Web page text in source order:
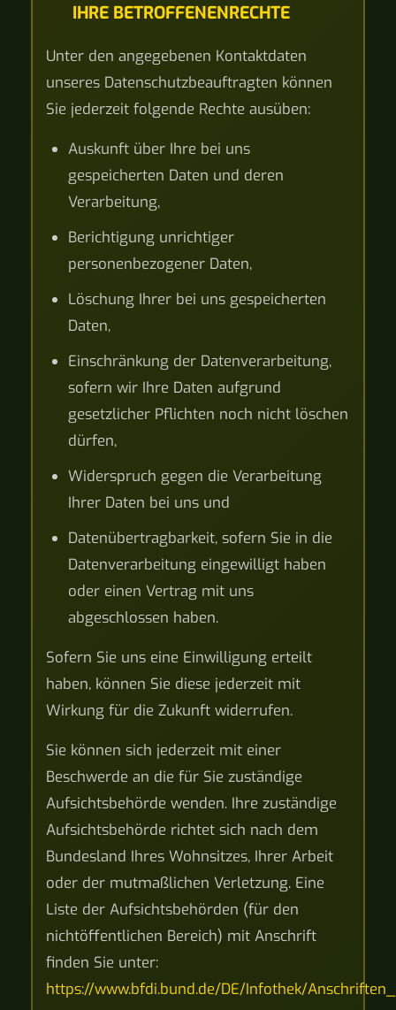
IHRE BETROFFENENRECHTE
Unter den angegebenen Kontaktdaten
unseres Datenschutzbeauftragten können
Sie jederzeit folgende Rechte ausüben:
Auskunft über Ihre bei uns
gespeicherten Daten und deren
Verarbeitung,
Berichtigung unrichtiger
personenbezogener Daten,
Löschung Ihrer bei uns gespeicherten
Daten,
Einschränkung der Datenverarbeitung,
sofern wir Ihre Daten aufgrund
gesetzlicher Pflichten noch nicht löschen
dürfen,
Widerspruch gegen die Verarbeitung
Ihrer Daten bei uns und
Datenübertragbarkeit, sofern Sie in die
Datenverarbeitung eingewilligt haben
oder einen Vertrag mit uns
abgeschlossen haben.
Sofern Sie uns eine Einwilligung erteilt
haben, können Sie diese jederzeit mit
Wirkung für die Zukunft widerrufen.
Sie können sich jederzeit mit einer
Beschwerde an die für Sie zuständige
Aufsichtsbehörde wenden. Ihre zuständige
Aufsichtsbehörde richtet sich nach dem
Bundesland Ihres Wohnsitzes, Ihrer Arbeit
oder der mutmaßlichen Verletzung. Eine
Liste der Aufsichtsbehörden (für den
nichtöffentlichen Bereich) mit Anschrift
finden Sie unter:
https://www.bfdi.bund.de/DE/Infothek/